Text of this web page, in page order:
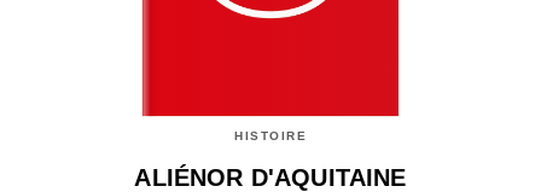
HISTOIRE
ALIÉNOR D'AQUITAINE